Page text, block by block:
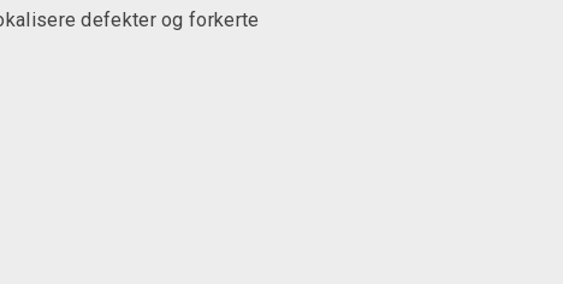
defekter og forkerte